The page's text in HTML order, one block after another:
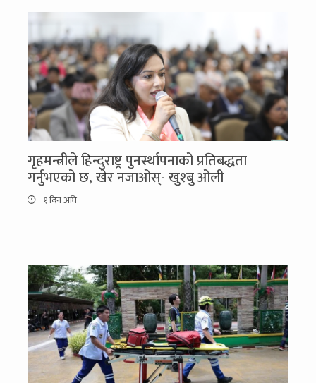
गृहमन्त्रीले हिन्दुराष्ट्र पुनर्स्थापनाको प्रतिबद्धता
गर्नुभएको छ, खेर नजाओस्- खुश्बु ओली
१ दिन अघि